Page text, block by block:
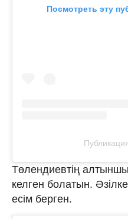
Посмотреть эту
Төлендиевтің
келген болатын.
есім берген.